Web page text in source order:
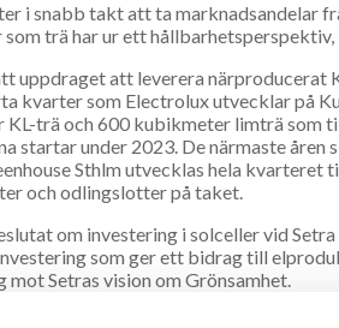
i snabb takt att ta marknadsandelar
som trä har ur ett
uppdraget att leverera närproducerat
kvarter som Electrolux utvecklar på
trä och 600 kubikmeter limträ som
startar under 2023. De närmaste
Sthlm utvecklas hela kvarteret
och odlingslotter på taket.
om investering i solceller vid
som ger ett bidrag till
Setras vision om Grönsamhet.
från den löpande verksamheten för